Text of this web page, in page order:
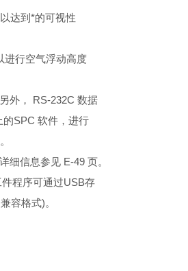
达到*的可视性
进行空气浮动高度
外， RS-232C 数据
SPC 软件，进行
细信息参见 E-49 页。
程序可通过USB存
容格式)。